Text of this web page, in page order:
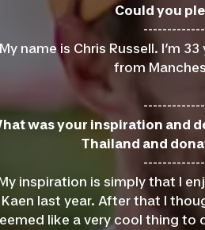
Could you
My name is Chris Russell. I’m
from
was your inspiration and
Thailand and
inspiration is simply that I
Kaen last year. After that I
like a very cool thing to